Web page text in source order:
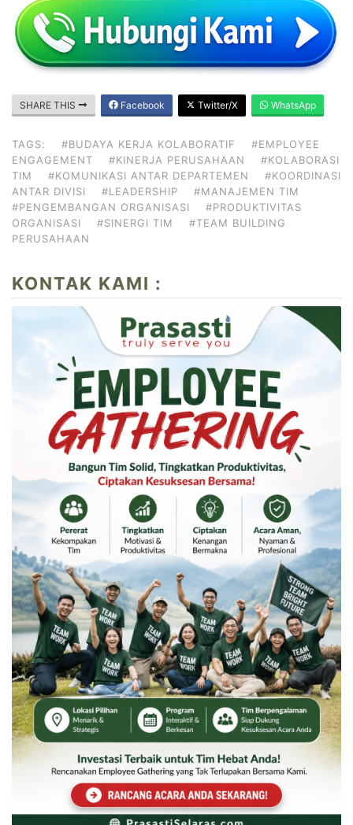
SHARE THIS Facebook Twitter/X WhatsApp
TAGS: #BUDAYA KERJA KOLABORATIF
#EMPLOYEE
ENGAGEMENT
#KINERJA PERUSAHAAN
#KOLABORASI
TIM
#KOMUNIKASI ANTAR DEPARTEMEN
#KOORDINASI
ANTAR DIVISI
#LEADERSHIP
#MANAJEMEN TIM
#PENGEMBANGAN ORGANISASI
#PRODUKTIVITAS
ORGANISASI
#SINERGI TIM
#TEAM BUILDING
PERUSAHAAN
KONTAK KAMI :